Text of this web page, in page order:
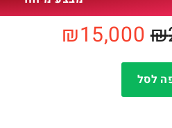
₪
₪15,000
לסל